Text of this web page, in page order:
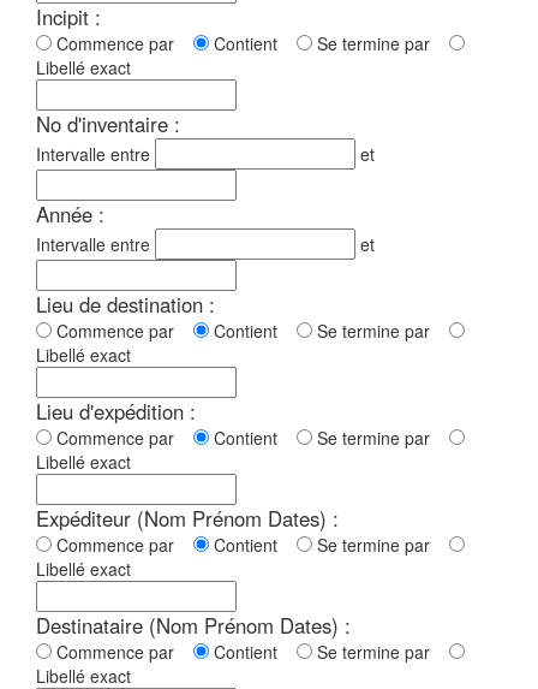
Incipit :
Commence par Contient
Se termine par
Libellé exact
No d'inventaire :
Intervalle entre et
Année :
Intervalle entre et
Lieu de destination :
Commence par Contient
Se termine par
Libellé exact
Lieu d'expédition :
Commence par Contient
Se termine par
Libellé exact
Expéditeur (Nom Prénom Dates) :
Commence par Contient
Se termine par
Libellé exact
Destinataire (Nom Prénom Dates) :
Commence par Contient
Se termine par
Libellé exact